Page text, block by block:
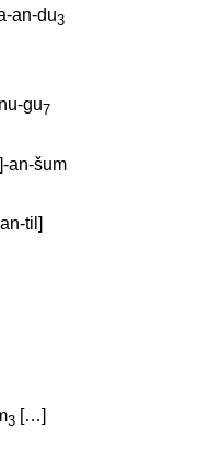
an-du3
nu-gu7
an-šum
til ]
3 […]